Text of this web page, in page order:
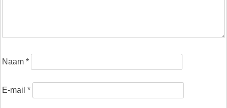
Naam *
E-mail *